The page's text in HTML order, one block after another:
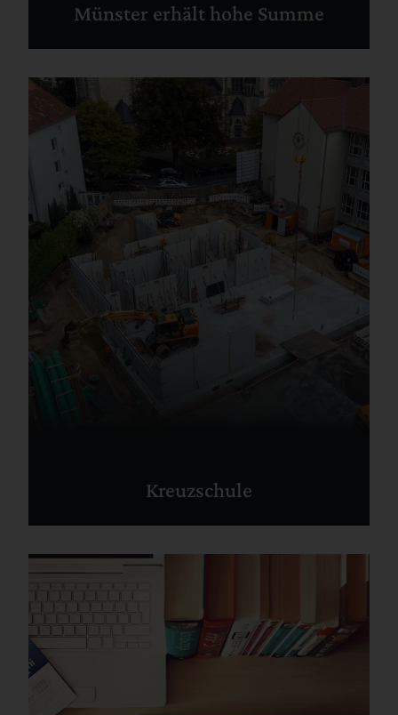
Münster erhält hohe Summe
Kreuzschule